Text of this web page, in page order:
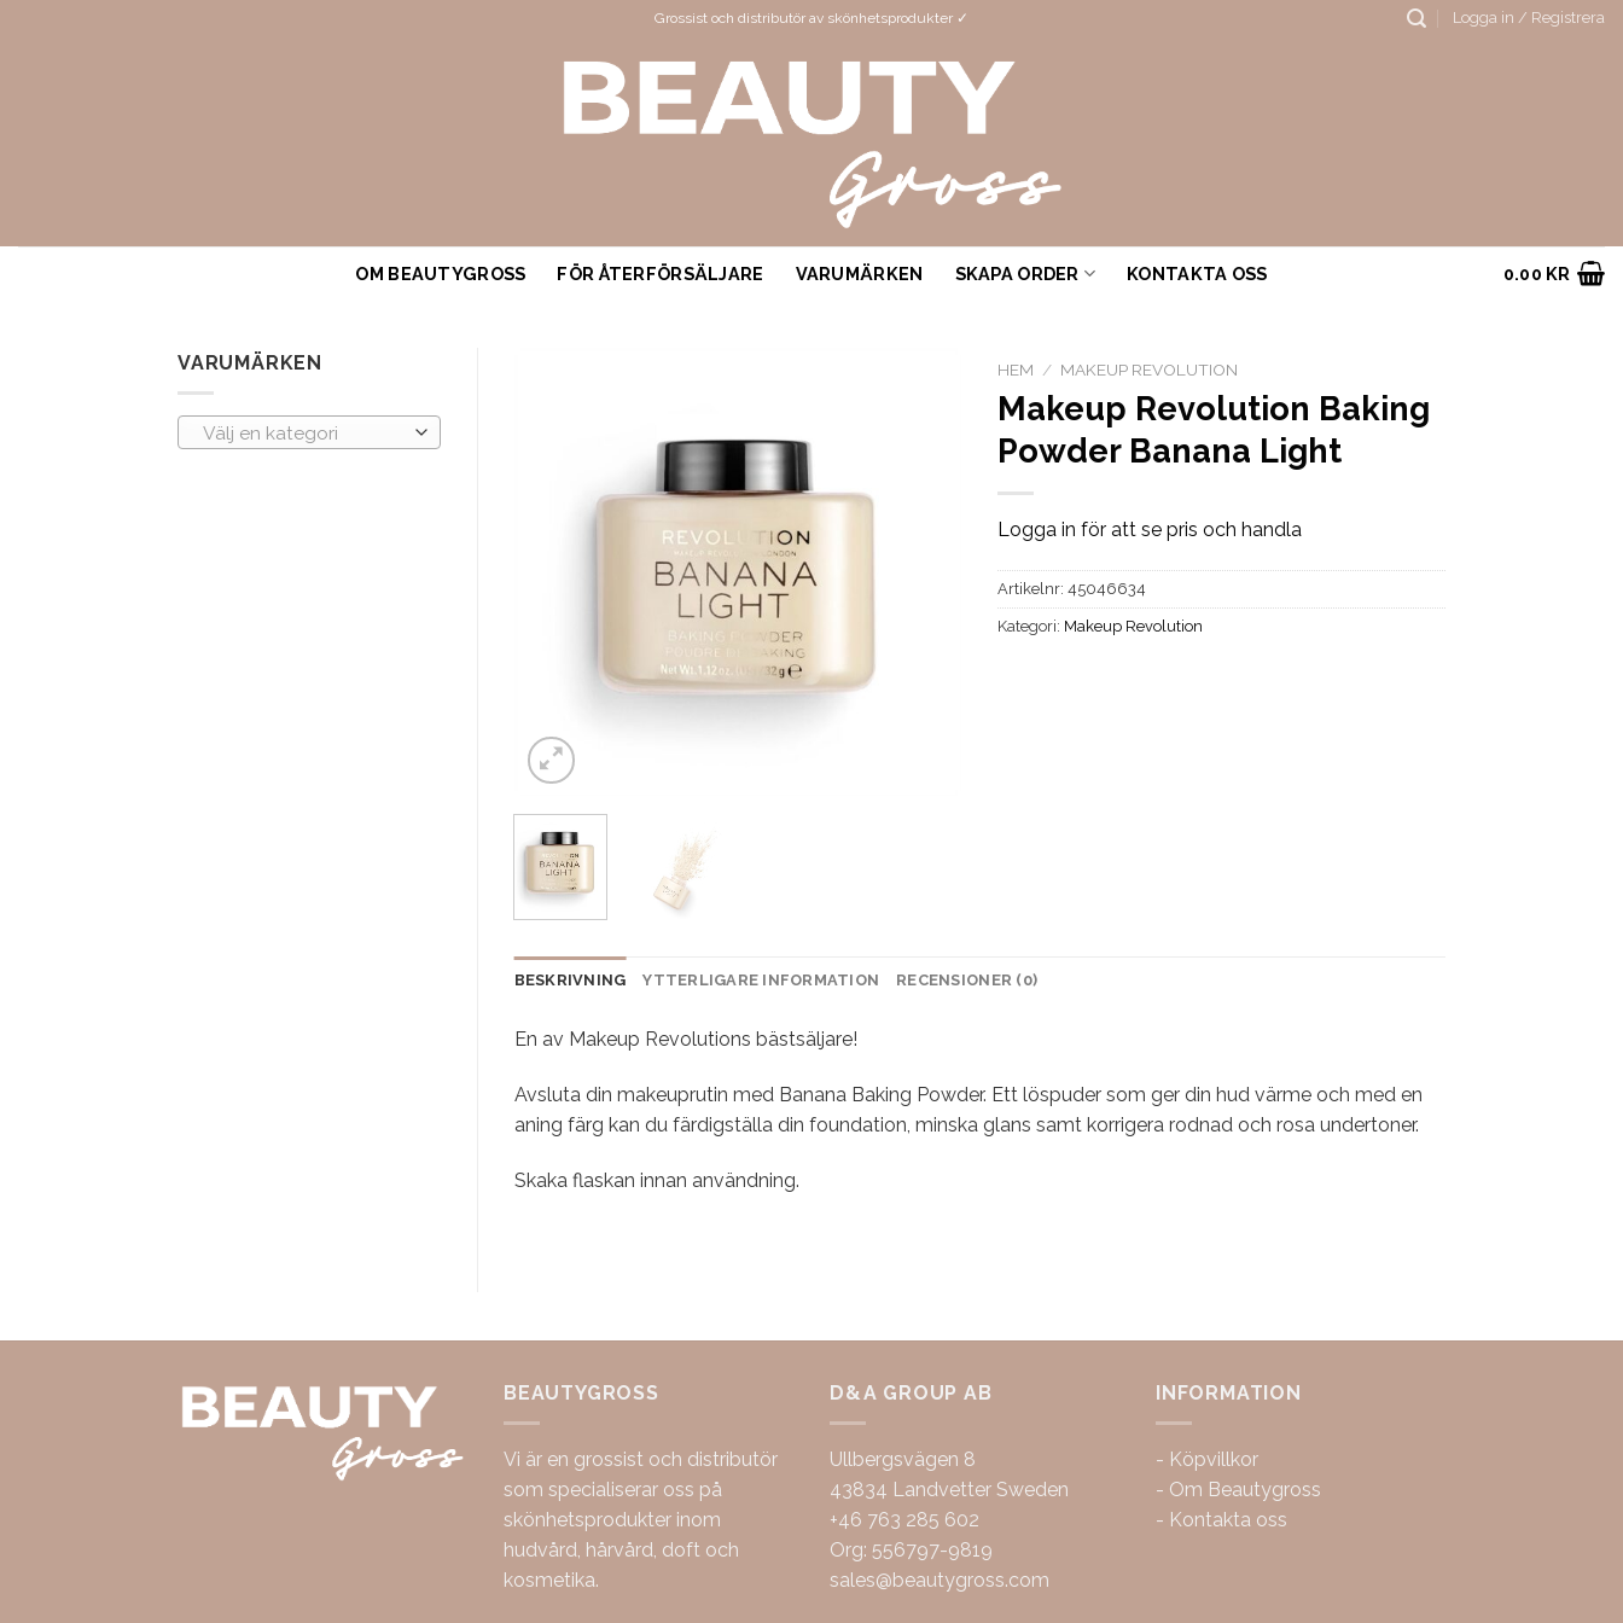
Grossist och distributör av skönhetsprodukter ✓ Logga in / Registrera
OM BEAUTYGROSS FÖR ÅTERFÖRSÄLJARE VARUMÄRKEN SKAPA ORDER KONTAKTA OSS 0.00 KR
VARUMÄRKEN
Välj en kategori
HEM / MAKEUP REVOLUTION
Makeup Revolution Baking
Powder Banana Light
Logga in för att se pris och handla
Artikelnr:45046634
Kategori: Makeup Revolution
BESKRIVNING YTTERLIGARE INFORMATION RECENSIONER (0)
En av Makeup Revolutions bästsäljare!
Avsluta din makeuprutin med Banana Baking Powder. Ett löspuder som ger din hud värme och med en
aning färg kan du färdigställa din foundation, minska glans samt korrigera rodnad och rosa undertoner.
Skaka flaskan innan användning.
BEAUTYGROSS
Vi är en grossist och distributör
som specialiserar oss på
skönhetsprodukter inom
hudvård, hårvård, doft och
kosmetika.
D&A GROUP AB
Ullbergsvägen 8
43834 Landvetter Sweden
+46 763 285 602
Org: 556797-9819
sales@beautygross.com
INFORMATION
- Köpvillkor
- Om Beautygross
- Kontakta oss